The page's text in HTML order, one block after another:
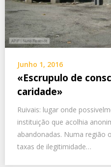
Junho 1, 2016
«Escrupulo de
caridade»
Ruivais: lugar onde
instituição que acolhia
abandonadas. Numa região
taxas de ilegitimidade…